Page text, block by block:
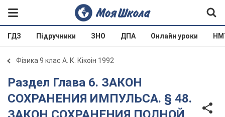
ГДЗ Підручники ЗНО ДПА Онлайн уроки
Фізика 9 клас А. К. Кікоін 1992
Раздел Глава 6. ЗАКОН
СОХРАНЕНИЯ ИМПУЛЬСА. § 48.